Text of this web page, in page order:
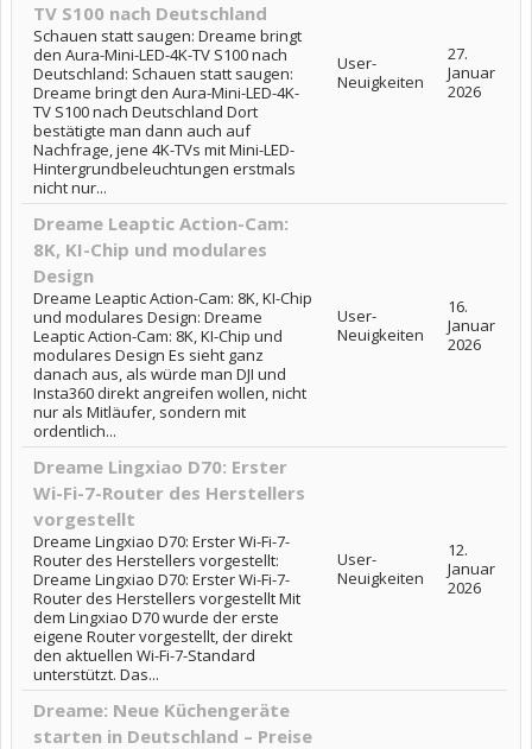
TV S100 nach Deutschland
Schauen statt saugen: Dreame bringt
den Aura-Mini-LED-4K-TV S100 nach
Deutschland: Schauen statt saugen:
Dreame bringt den Aura-Mini-LED-4K-
TV S100 nach Deutschland Dort
bestätigte man dann auch auf
Nachfrage, jene 4K-TVs mit Mini-LED-
Hintergrundbeleuchtungen erstmals
nicht nur...
User-
Neuigkeiten
27.
Januar
2026
Dreame Leaptic Action-Cam:
8K, KI-Chip und modulares
Design
Dreame Leaptic Action-Cam: 8K, KI-Chip
und modulares Design: Dreame
Leaptic Action-Cam: 8K, KI-Chip und
modulares Design Es sieht ganz
danach aus, als würde man DJI und
Insta360 direkt angreifen wollen, nicht
nur als Mitläufer, sondern mit
ordentlich...
User-
Neuigkeiten
16.
Januar
2026
Dreame Lingxiao D70: Erster
Wi-Fi-7-Router des Herstellers
vorgestellt
Dreame Lingxiao D70: Erster Wi-Fi-7-
Router des Herstellers vorgestellt:
Dreame Lingxiao D70: Erster Wi-Fi-7-
Router des Herstellers vorgestellt Mit
dem Lingxiao D70 wurde der erste
eigene Router vorgestellt, der direkt
den aktuellen Wi-Fi-7-Standard
unterstützt. Das...
User-
Neuigkeiten
12.
Januar
2026
Dreame: Neue Küchengeräte
starten in Deutschland – Preise